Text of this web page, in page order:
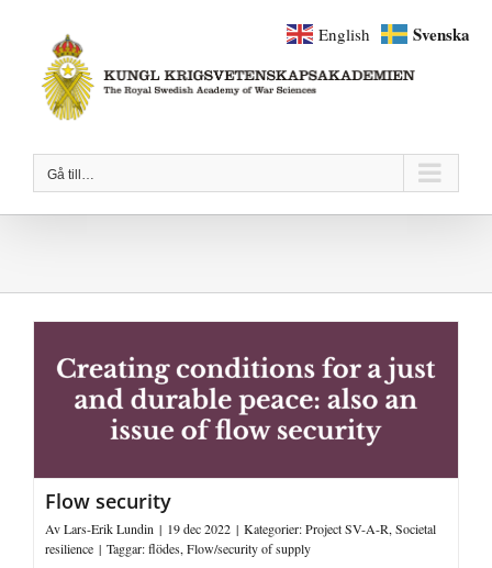
innehållet
Gå till…
Flow security
AvLars-Erik Lundin | 19 dec 2022 | Kategorier:Project SV-A-R, Societal
resilience | Taggar:flödes, Flow/security of supply
English Svenska